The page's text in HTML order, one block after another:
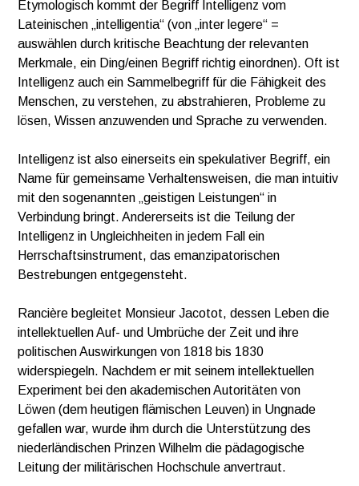
Etymologisch kommt der Begriff Intelligenz vom
Lateinischen „intelligentia“ (von „inter legere“ =
auswählen durch kritische Beachtung der relevanten
Merkmale, ein Ding/einen Begriff richtig einordnen). Oft ist
Intelligenz auch ein Sammelbegriff für die Fähigkeit des
Menschen, zu verstehen, zu abstrahieren, Probleme zu
lösen, Wissen anzuwenden und Sprache zu verwenden.
Intelligenz ist also einerseits ein spekulativer Begriff, ein
Name für gemeinsame Verhaltensweisen, die man intuitiv
mit den sogenannten „geistigen Leistungen“ in
Verbindung bringt. Andererseits ist die Teilung der
Intelligenz in Ungleichheiten in jedem Fall ein
Herrschaftsinstrument, das emanzipatorischen
Bestrebungen entgegensteht.
Rancière begleitet Monsieur Jacotot, dessen Leben die
intellektuellen Auf- und Umbrüche der Zeit und ihre
politischen Auswirkungen von 1818 bis 1830
widerspiegeln. Nachdem er mit seinem intellektuellen
Experiment bei den akademischen Autoritäten von
Löwen (dem heutigen flämischen Leuven) in Ungnade
gefallen war, wurde ihm durch die Unterstützung des
niederländischen Prinzen Wilhelm die pädagogische
Leitung der militärischen Hochschule anvertraut.